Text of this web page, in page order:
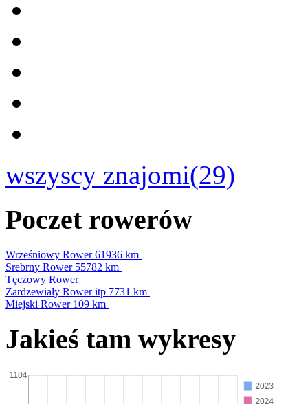
wszyscy znajomi(29)
Poczet rowerów
Wrześniowy Rower61936 km
Srebrny Rower 55782 km
Tęczowy Rower
Zardzewiały Rower itp 7731 km
Miejski Rower 109 km
Jakieś tam wykresy